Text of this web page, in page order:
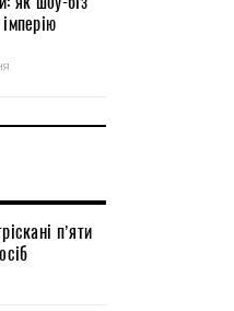
п’яти